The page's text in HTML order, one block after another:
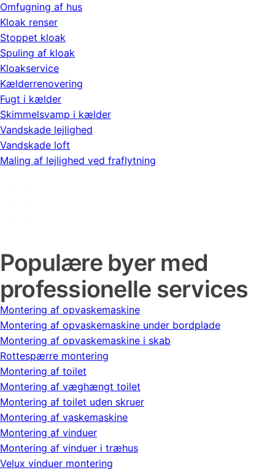
Omfugning af hus
Kloak renser
Stoppet kloak
Spuling af kloak
Kloakservice
Kælderrenovering
Fugt i kælder
Skimmelsvamp i kælder
Vandskade lejlighed
Vandskade loft
Maling af lejlighed ved fraflytning
Populære byer med
professionelle services
Montering af opvaskemaskine
Montering af opvaskemaskine under bordplade
Montering af opvaskemaskine i skab
Rottespærre montering
Montering af toilet
Montering af væghængt toilet
Montering af toilet uden skruer
Montering af vaskemaskine
Montering af vinduer
Montering af vinduer i træhus
Velux vinduer montering